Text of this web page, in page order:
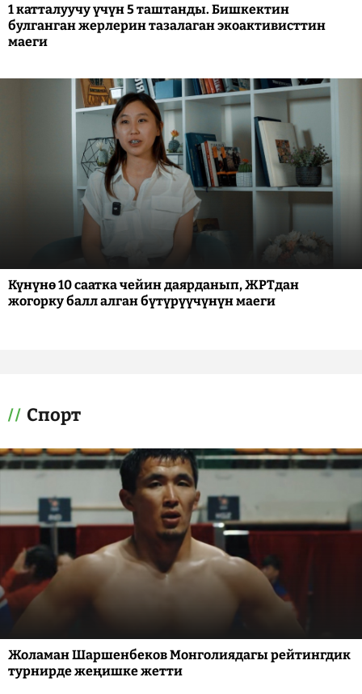
1 катталуучу үчүн 5 таштанды. Бишкектин
булганган жерлерин тазалаган экоактивисттин
маеги
Күнүнө 10 саатка чейин даярданып, ЖРТдан
жогорку балл алган бүтүрүүчүнүн маеги
Спорт
Жоламан Шаршенбеков Монголиядагы рейтингдик
турнирде жеңишке жетти